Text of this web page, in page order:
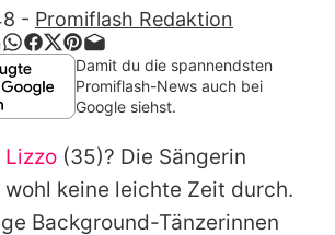
App runterladen
Team
Richtlinien
Impressum
- Promiflash Redaktion
Damit du die spannendsten
Promiflash-News auch bei
Google siehst.
Lizzo (35)? Die Sängerin
keine leichte Zeit durch.
Background-Tänzerinnen